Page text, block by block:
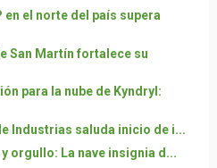
en el norte del país supera
San Martín fortalece su
para la nube de Kyndryl:
Industrias saluda inicio de i...
orgullo: La nave insignia d...